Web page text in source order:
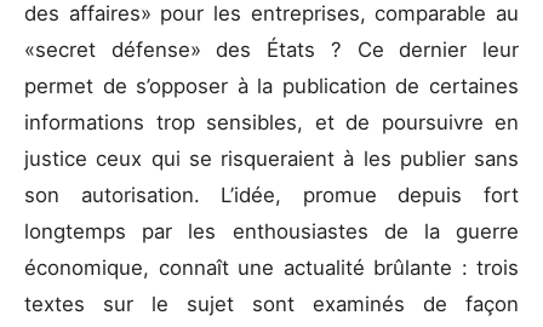
des affaires» pour les entreprises, comparable au
«secret défense» des États ? Ce dernier leur
permet de s’opposer à la publication de certaines
informations trop sensibles, et de poursuivre en
justice ceux qui se risqueraient à les publier sans
son autorisation. L’idée, promue depuis fort
longtemps par les enthousiastes de la guerre
économique, connaît une actualité brûlante : trois
textes sur le sujet sont examinés de façon